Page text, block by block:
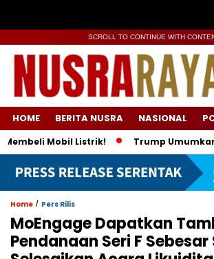
SCROLL TO CONTINUE WITH
HOME BERITA NUSRA NASIONAL
Listrik! Trump Umumkan
Home / Pers Rilis
MoEngage Dapatkan
Pendanaan Seri F